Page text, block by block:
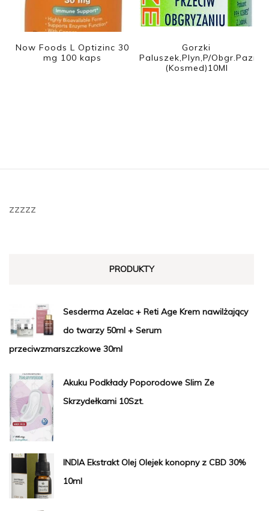
Now Foods L Optizinc 30
mg 100 kaps
Gorzki
Paluszek,Plyn,P/Obgr.Pazn,
(Kosmed)10Ml
zzzzz
PRODUKTY
Sesderma Azelac + Reti Age Krem nawilżający
do twarzy 50ml + Serum
przeciwzmarszczkowe 30ml
Akuku Podkłady Poporodowe Slim Ze
Skrzydełkami 10Szt.
INDIA Ekstrakt Olej Olejek konopny z CBD 30%
10ml